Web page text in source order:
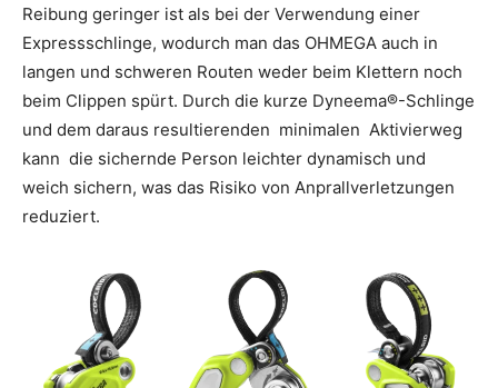
Reibung geringer ist als bei der Verwendung einer
Expressschlinge, wodurch man das OHMEGA auch in
langen und schweren Routen weder beim Klettern noch
beim Clippen spürt. Durch die kurze Dyneema®-Schlinge
und dem daraus resultierenden minimalen Aktivierweg
kann die sichernde Person leichter dynamisch und
weich sichern, was das Risiko von Anprallverletzungen
reduziert.